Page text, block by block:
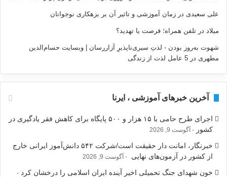
علی سعیدی در زمان آموزشی و تاثیر آن بر بزهکاری نوجوانان
میلاد در تلفن همراه؛ فرصت يا تهديد؟
شهوت به‌روز بودن - لذتِ سیری‌ناپذیرِ آزاررسان | وبسایت حسام‌الدین
مطهری در 5 عامل لذت از زندگی
آخرین خبرهای آموزشی ، ایرنا
اجرای طرح حامی با ۱۵ هزار و ۵۰۰ پایگاه برای کاهش فقر یادگیری در
کشور
آگوست 9, 2026
خبرنگار، امانت دار حقیقت است/شرکت ۵۴۲ دانش‌آموز ایرانی خارج
از کشور در آزمون‌های نهایی
آگوست 9, 2026
خون شهدای جنگ تحمیلی اخیر آینده ایران اسلامی را درخشان کرد